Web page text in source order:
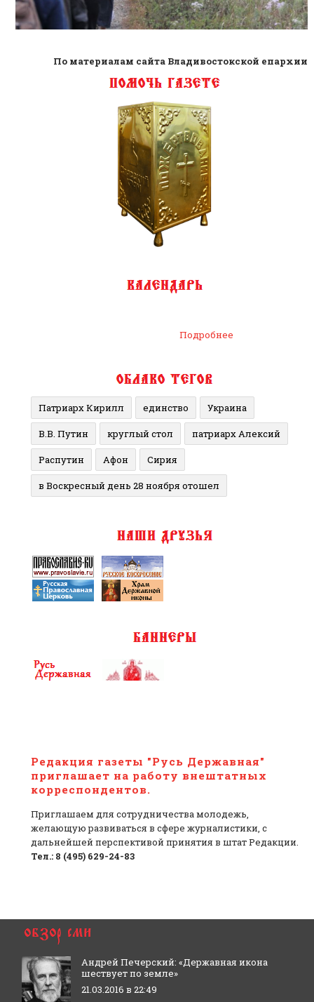
По материалам сайта Владивостокской епархии
Подробнее
Патриарх Кирилл единство Украина
В.В. Путин круглый стол патриарх Алексий
Распутин Афон Сирия
в Воскресный день 28 ноября отошел
Редакция газеты "Русь Державная"
приглашает на работу внештатных
корреспондентов.
Приглашаем для сотрудничества молодежь,
желающую развиваться в сфере журналистики, с
дальнейшей перспективой принятия в штат Редакции.
Тел.: 8 (495) 629-24-83
Андрей Печерский: «Державная икона
шествует по земле»
21.03.2016 в 22:49